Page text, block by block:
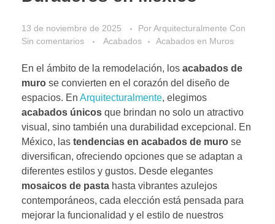
13 de noviembre de 2025 PorArquitecturalmente Con
Sin comentarios
Acabados Acabados en Muros
En el ámbito de la remodelación, los acabados de
muro se convierten en el corazón del diseño de
espacios. En Arquitecturalmente, elegimos
acabados únicos que brindan no solo un atractivo
visual, sino también una durabilidad excepcional. En
México, las tendencias en acabados de muro se
diversifican, ofreciendo opciones que se adaptan a
diferentes estilos y gustos. Desde elegantes
mosaicos de pasta hasta vibrantes azulejos
contemporáneos, cada elección está pensada para
mejorar la funcionalidad y el estilo de nuestros